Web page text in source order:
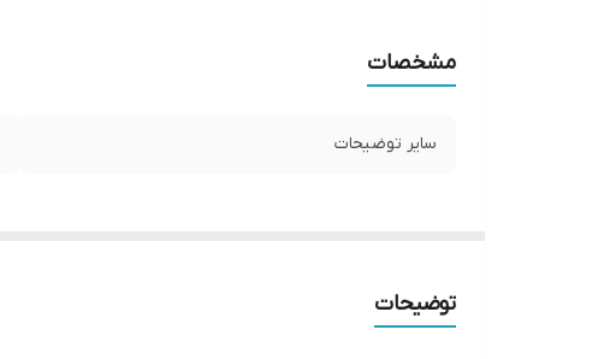
مشخصات
سایر توضیحات
توضیحات